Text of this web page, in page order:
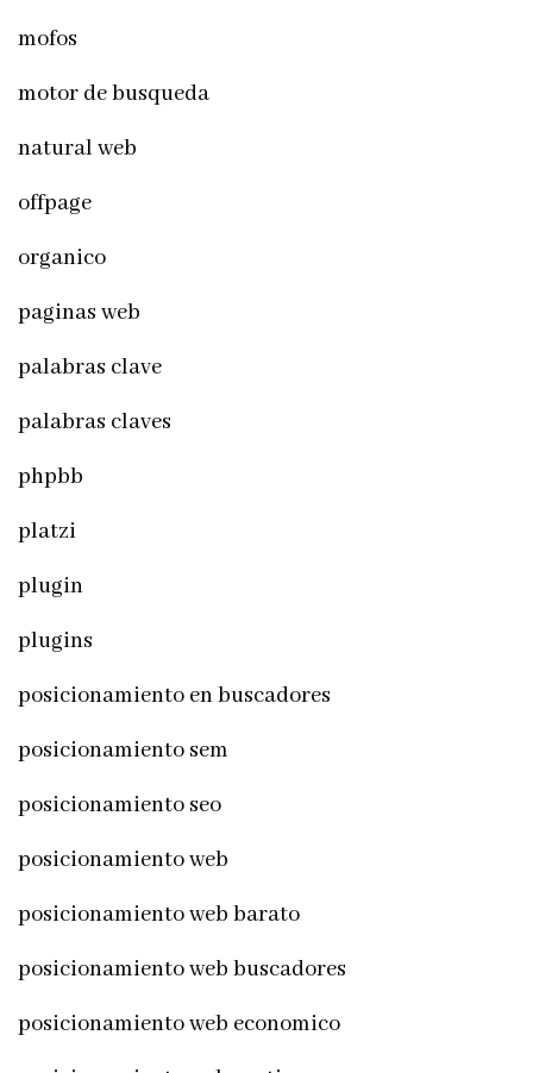
mofos
motor de busqueda
natural web
offpage
organico
paginas web
palabras clave
palabras claves
phpbb
platzi
plugin
plugins
posicionamiento en buscadores
posicionamiento sem
posicionamiento seo
posicionamiento web
posicionamiento web barato
posicionamiento web buscadores
posicionamiento web economico